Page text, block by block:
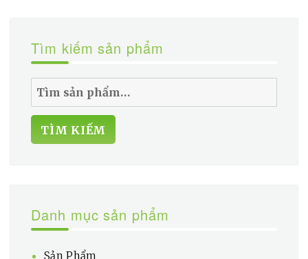
Tìm kiếm sản phẩm
Tìm
kiếm:
TÌM KIẾM
Danh mục sản phẩm
Sản Phẩm